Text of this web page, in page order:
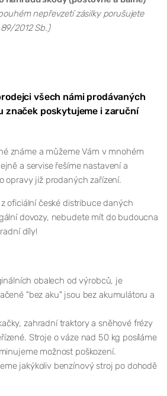
nepřevzetí zásilky porušujete
2012 Sb.)
všech námi prodávaných
značek poskytujeme i zaruční
známe a můžeme Vám v mnohém
a servise řešíme nastavení a
opravy již prodaných zařízení.
oficiální české distribuce daných
dovozy, nebudete mít do budoucna
díly!
obalech od výrobců, je
"bez aku" jsou bez akumulátoru a
zahradní traktory a sněhové frézy
Stroje o váze nad 50 kg posíláme
možnost poškození.
jakýkoliv benzínový stroj po dohodě